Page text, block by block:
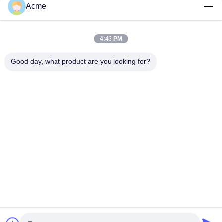
Senden Sie
Acme
4:43 PM
Good day, what product are you looking for?